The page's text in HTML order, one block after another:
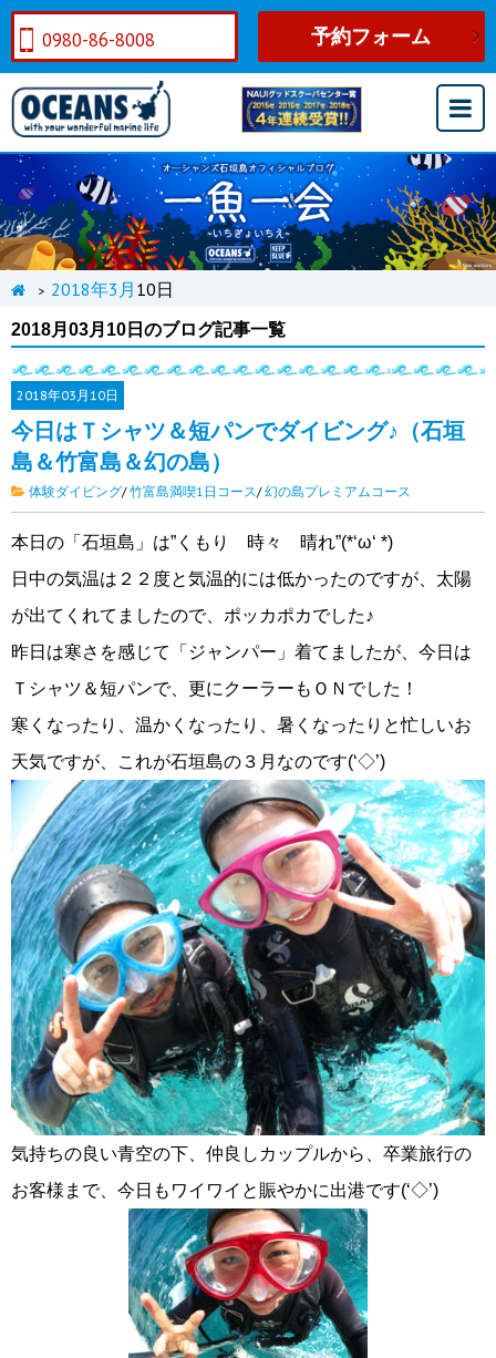
0980-86-8008 予約フォーム
> 2018年3月 10日
2018月03月10日のブログ記事一覧
2018年03月10日
今日はＴシャツ＆短パンでダイビング♪（石垣
島＆竹富島＆幻の島）
体験ダイビング/ 竹富島満喫1日コース/ 幻の島プレミアムコース
本日の「石垣島」は”くもり 時々 晴れ”(*‘ω‘ *)
日中の気温は２２度と気温的には低かったのですが、太陽
が出てくれてましたので、ポッカポカでした♪
昨日は寒さを感じて「ジャンパー」着てましたが、今日は
Ｔシャツ＆短パンで、更にクーラーもＯＮでした！
寒くなったり、温かくなったり、暑くなったりと忙しいお
天気ですが、これが石垣島の３月なのです(‘◇’)ゞ
気持ちの良い青空の下、仲良しカップルから、卒業旅行の
お客様まで、今日もワイワイと賑やかに出港です(‘◇’)ゞ